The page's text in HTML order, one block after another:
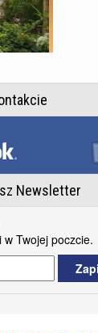
Newsletter
Twojej poczcie.